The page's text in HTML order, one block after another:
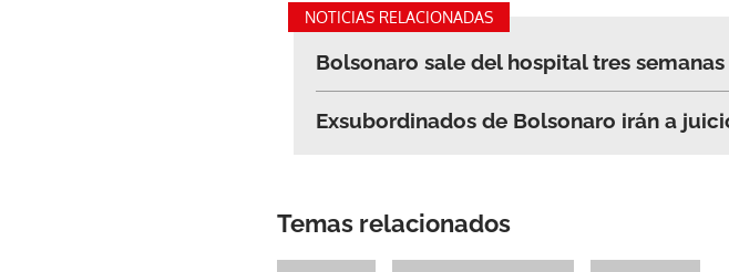
NOTICIAS RELACIONADAS
Bolsonaro sale del hospital tres
Exsubordinados de Bolsonaro irán a
Temas relacionados